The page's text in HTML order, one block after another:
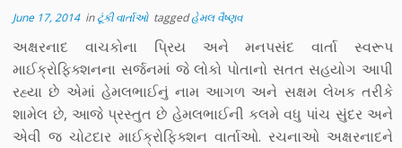
June 17, 2014inટૂંકી વાર્તાઓ taggedહેમલ વૈષ્ણવ
અક્ષરનાદ વાચકોના પ્રિય અને મનપસંદ વાર્તા સ્વરૂપ
માઈક્રોફિક્શનના સર્જનમાં જે લોકો પોતાનો સતત સહયોગ આપી
રહ્યા છે એમાં હેમલભાઈનું નામ આગળ અને સક્ષમ લેખક તરીકે
શામેલ છે, આજે પ્રસ્તુત છે હેમલભાઈની કલમે વધુ પાંચ સુંદર અને
એવી જ ચોટદાર માઈક્રોફિક્શન વાર્તાઓ. રચનાઓ અક્ષરનાદને